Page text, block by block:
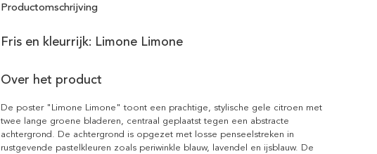
Productomschrijving
Fris en kleurrijk: Limone Limone
Over het product
De poster "Limone Limone" toont een prachtige, stylische gele citroen met
twee lange groene bladeren, centraal geplaatst tegen een abstracte
achtergrond. De achtergrond is opgezet met losse penseelstreken in
rustgevende pastelkleuren zoals periwinkle blauw, lavendel en ijsblauw. De